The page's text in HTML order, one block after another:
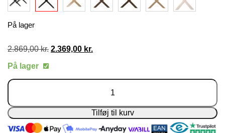
På lager
2.869,00kr. Den
2.369,00 kr.
På lager
Bordben
Krydsstel
-
Outdoor
antal
Tilføj til kurv